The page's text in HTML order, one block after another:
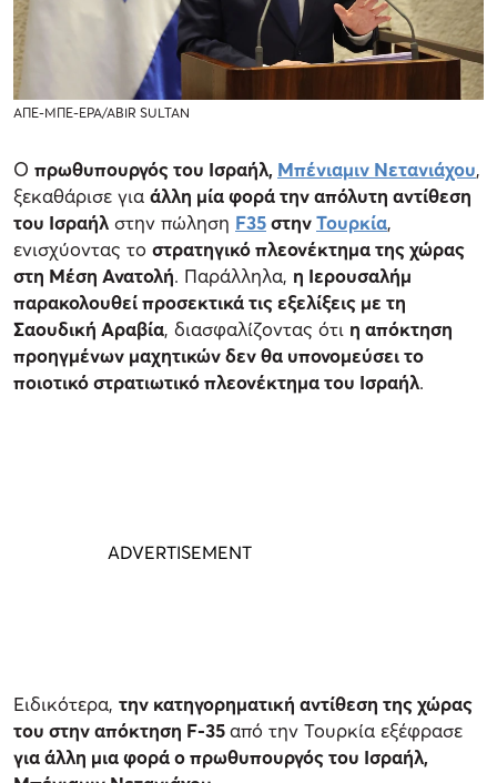
ΑΠΕ-ΜΠΕ-EPA/ABIR SULTAN
Ο πρωθυπουργός του Ισραήλ, Μπένιαμιν Νετανιάχου,
ξεκαθάρισε για άλλη μία φορά την απόλυτη αντίθεση
του Ισραήλ στην πώληση F35στηνΤουρκία,
ενισχύοντας το στρατηγικό πλεονέκτημα της χώρας
στη Μέση Ανατολή. Παράλληλα, η Ιερουσαλήμ
παρακολουθεί προσεκτικά τις εξελίξεις με τη
Σαουδική Αραβία, διασφαλίζοντας ότι η απόκτηση
προηγμένων μαχητικών δεν θα υπονομεύσει το
ποιοτικό στρατιωτικό πλεονέκτημα του Ισραήλ.
Ειδικότερα, την κατηγορηματική αντίθεση της χώρας
του στην απόκτηση F-35από την Τουρκία εξέφρασε
για άλλη μια φορά ο πρωθυπουργός του Ισραήλ,